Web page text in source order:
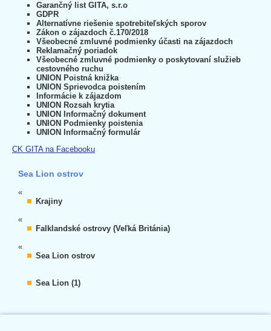
Garančný list GITA, s.r.o
GDPR
Alternatívne riešenie spotrebiteľských sporov
Zákon o zájazdoch č.170/2018
Všeobecné zmluvné podmienky účasti na zájazdoch
Reklamačný poriadok
Všeobecné zmluvné podmienky o poskytovaní služieb
cestovného ruchu
UNION Poistná knižka
UNION Sprievodca poistením
Informácie k zájazdom
UNION Rozsah krytia
UNION Informačný dokument
UNION Podmienky poistenia
UNION Informačný formulár
CK GITA na Facebooku
Sea Lion ostrov
«
Krajiny
«
Falklandské ostrovy (Veľká Británia)
«
Sea Lion ostrov
Sea Lion (1)